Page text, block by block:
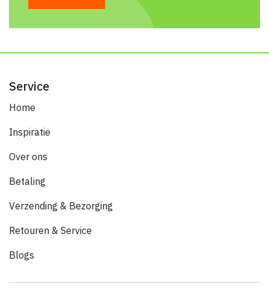
Service
Home
Inspiratie
Over ons
Betaling
Verzending & Bezorging
Retouren & Service
Blogs